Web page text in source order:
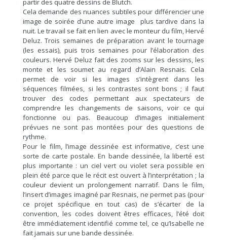
partir des quatre dessins de Blutch.
Cela demande des nuances subtiles pour différencier une
image de soirée d’une autre image plus tardive dans la
nuit. Le travail se fait en lien avec le monteur du film, Hervé
Deluz. Trois semaines de préparation avant le tournage
(les essais), puis trois semaines pour l’élaboration des
couleurs. Hervé Deluz fait des zooms sur les dessins, les
monte et les soumet au regard d’Alain Resnais. Cela
permet de voir si les images s’intègrent dans les
séquences filmées, si les contrastes sont bons ; il faut
trouver des codes permettant aux spectateurs de
comprendre les changements de saisons, voir ce qui
fonctionne ou pas. Beaucoup d’images initialement
prévues ne sont pas montées pour des questions de
rythme.
Pour le film, l’image dessinée est informative, c’est une
sorte de carte postale. En bande dessinée, la liberté est
plus importante : un ciel vert ou violet sera possible en
plein été parce que le récit est ouvert à l’interprétation ; la
couleur devient un prolongement narratif. Dans le film,
l’insert d’images imaginé par Resnais, ne permet pas (pour
ce projet spécifique en tout cas) de s’écarter de la
convention, les codes doivent êtres efficaces, l’été doit
être immédiatement identifié comme tel, ce qu’Isabelle ne
fait jamais sur une bande dessinée.